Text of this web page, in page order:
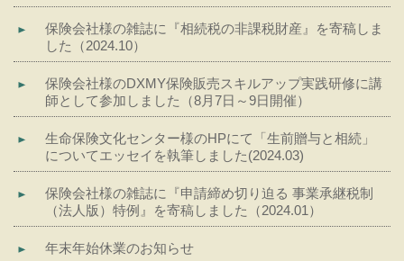
保険会社様の雑誌に『相続税の非課税財産』を寄稿しま
した（2024.10）
保険会社様のDXMY保険販売スキルアップ実践研修に講
師として参加しました（8月7日～9日開催）
生命保険文化センター様のHPにて「生前贈与と相続」
についてエッセイを執筆しました(2024.03)
保険会社様の雑誌に『申請締め切り迫る 事業承継税制
（法人版）特例』を寄稿しました（2024.01）
年末年始休業のお知らせ